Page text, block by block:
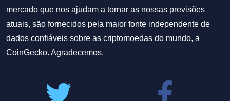
mercado que nos ajudam a tornar as nossas previsões
atuais, são fornecidos pela maior fonte independente de
dados confiáveis sobre as criptomoedas do mundo, a
CoinGecko. Agradecemos.